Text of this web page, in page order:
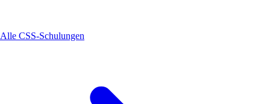
Alle CSS-Schulungen